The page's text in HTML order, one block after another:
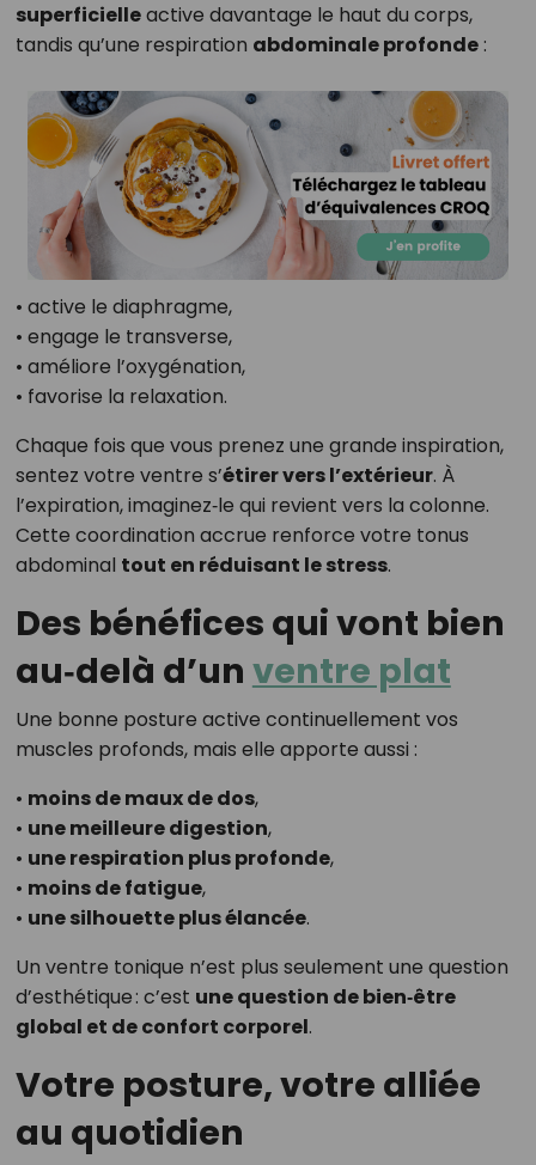
superficielleactive davantage le haut du corps,
tandis qu’une respiration abdominale profonde:
• active le diaphragme,
• engage le transverse,
• améliore l’oxygénation,
• favorise la relaxation.
Chaque fois que vous prenez une grande inspiration,
sentez votre ventre s’étirer vers l’extérieur. À
l’expiration, imaginez‑le qui revient vers la colonne.
Cette coordination accrue renforce votre tonus
abdominal tout en réduisant le stress.
Des bénéfices qui vont bien
au‑delà d’un ventre plat
Une bonne posture active continuellement vos
muscles profonds, mais elle apporte aussi :
• moins de maux de dos,
• une meilleure digestion,
• une respiration plus profonde,
• moins de fatigue,
• une silhouette plus élancée.
Un ventre tonique n’est plus seulement une question
d’esthétique : c’est une question de bien‑être
global et de confort corporel.
Votre posture, votre alliée
au quotidien